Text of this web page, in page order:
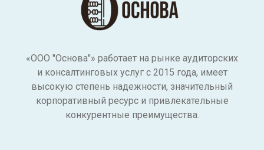
«ООО "Основа"» работает на рынке аудиторских
и консалтинговых услуг с 2015 года, имеет
высокую степень надежности, значительный
корпоративный ресурс и привлекательные
конкурентные преимущества.